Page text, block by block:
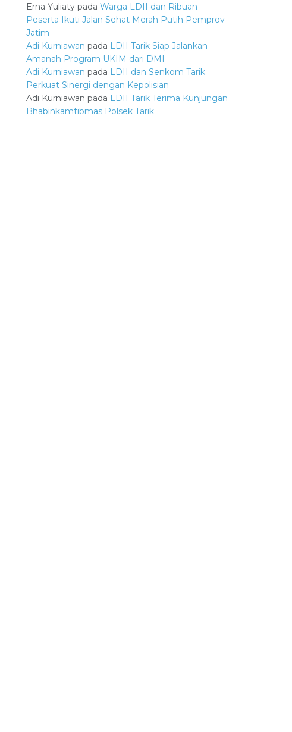
Erna Yuliaty pada Warga LDII dan Ribuan
Peserta Ikuti Jalan Sehat Merah Putih Pemprov
Jatim
Adi Kurniawan pada LDII Tarik Siap Jalankan
Amanah Program UKIM dari DMI
Adi Kurniawan pada LDII dan Senkom Tarik
Perkuat Sinergi dengan Kepolisian
Adi Kurniawan pada LDII Tarik Terima Kunjungan
Bhabinkamtibmas Polsek Tarik